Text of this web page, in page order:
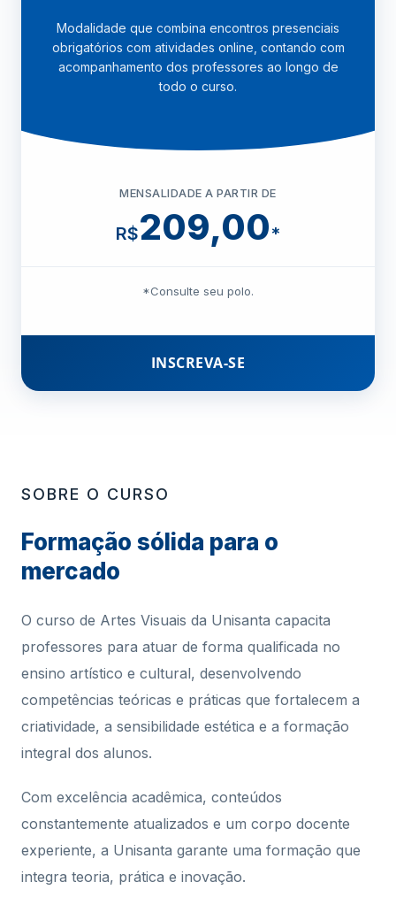
Modalidade que combina encontros presenciais
obrigatórios com atividades online, contando com
acompanhamento dos professores ao longo de
todo o curso.
MENSALIDADE A PARTIR DE
R$209,00*
*Consulte seu polo.
INSCREVA-SE
SOBRE O CURSO
Formação sólida para o
mercado
O curso de Artes Visuais da Unisanta capacita
professores para atuar de forma qualificada no
ensino artístico e cultural, desenvolvendo
competências teóricas e práticas que fortalecem a
criatividade, a sensibilidade estética e a formação
integral dos alunos.
Com excelência acadêmica, conteúdos
constantemente atualizados e um corpo docente
experiente, a Unisanta garante uma formação que
integra teoria, prática e inovação.